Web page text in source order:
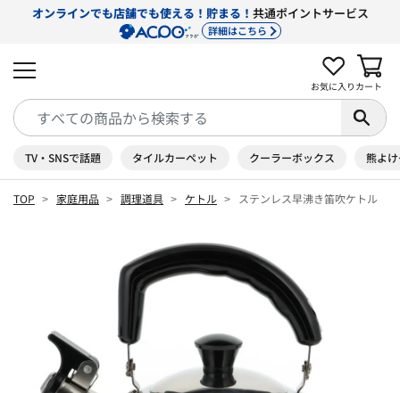
オンラインでも店舗でも使える！貯まる！ 共通ポイントサービス
詳細はこちら
お気に入り カート
TV・SNSで話題 タイルカーペット クーラーボックス 熊よ
TOP 家庭用品 調理道具 ケトル ステンレス早沸き笛吹ケトル 1